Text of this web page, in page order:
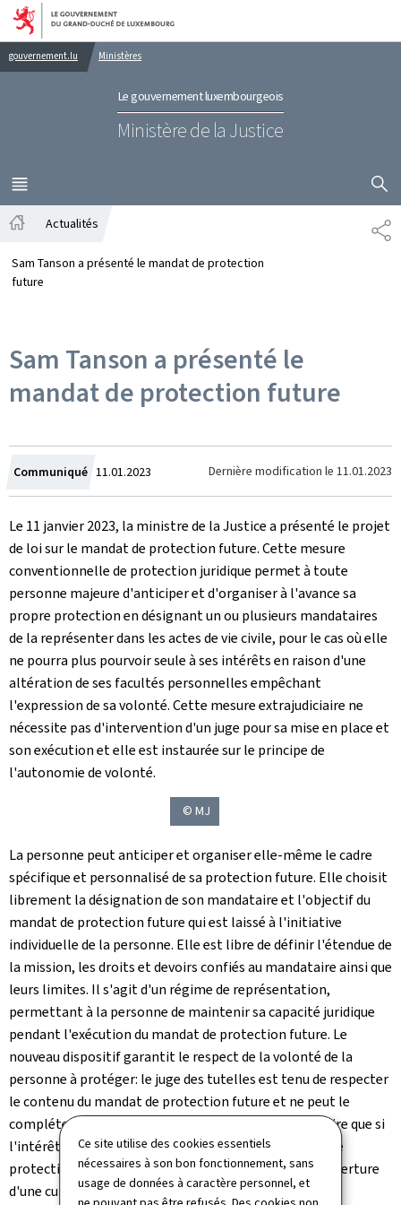
Ce site utilise des cookies essentiels
nécessaires à son bon fonctionnement, sans
usage de données à caractère personnel, et
Aller au menu principal
Aller au contenu
gouvernement.lu Ministères
Le gouvernement luxembourgeois
Ministère de la Justice
MENU
PRINCIPAL
Actualités
Sam Tanson a présenté le mandat de protection
future
Sam Tanson a présenté le
mandat de protection future
Communiqué Crée
le
11.01.2023 Dernière modification le 11.01.2023
Le 11 janvier 2023, la ministre de la Justice a présenté le projet
de loi sur le mandat de protection future. Cette mesure
conventionnelle de protection juridique permet à toute
personne majeure d'anticiper et d'organiser à l'avance sa
propre protection en désignant un ou plusieurs mandataires
de la représenter dans les actes de vie civile, pour le cas où elle
ne pourra plus pourvoir seule à ses intérêts en raison d'une
altération de ses facultés personnelles empêchant
l'expression de sa volonté. Cette mesure extrajudiciaire ne
nécessite pas d'intervention d'un juge pour sa mise en place et
son exécution et elle est instaurée sur le principe de
l'autonomie de volonté.
© MJ
La personne peut anticiper et organiser elle-même le cadre
spécifique et personnalisé de sa protection future. Elle choisit
librement la désignation de son mandataire et l'objectif du
mandat de protection future qui est laissé à l'initiative
individuelle de la personne. Elle est libre de définir l'étendue de
la mission, les droits et devoirs confiés au mandataire ainsi que
leurs limites. Il s'agit d'un régime de représentation,
permettant à la personne de maintenir sa capacité juridique
pendant l'exécution du mandat de protection future. Le
nouveau dispositif garantit le respect de la volonté de la
personne à protéger: le juge des tutelles est tenu de respecter
le contenu du mandat de protection future et ne peut le
compléter ou ouvrir une mesure de protection judiciaire que si
l'intérêt de la personne protégée l'exige. Le mandat de
protection future peut ainsi éviter sinon retarder l'ouverture
d'une curatelle ou tutelle.